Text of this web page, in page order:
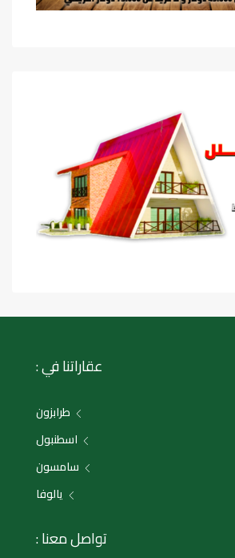
عقاراتنا في :
طرابزون
اسطنبول
سامسون
يالوفا
تواصل معنا :